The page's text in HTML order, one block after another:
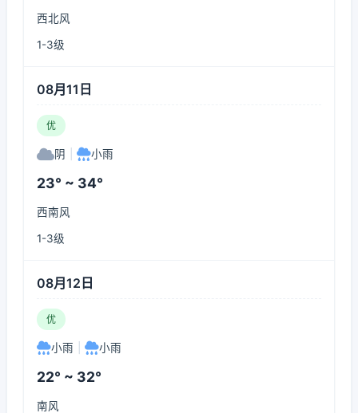
西北风
1-3级
08月11日
优
阴 小雨
23° ~ 34°
西南风
1-3级
08月12日
优
小雨 小雨
22° ~ 32°
南风